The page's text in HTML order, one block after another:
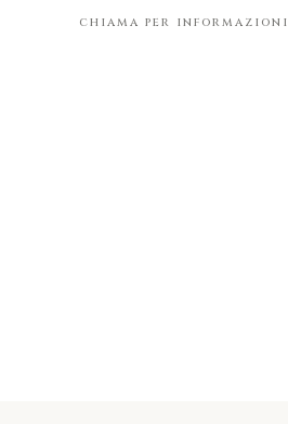
chiama per informazioni